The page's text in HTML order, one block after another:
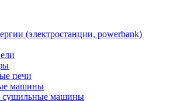
(электростанции, powerbank)
печи
машины
сушильные машины